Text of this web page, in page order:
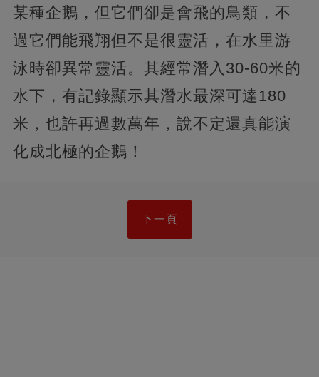
某種企鵝，但它們卻是會飛的鳥類，不
過它們能飛翔但不是很靈活，在水里游
泳時卻異常靈活。其經常潛入30-60米的
水下，有記錄顯示其潛水最深可達180
米，也許再過數萬年，說不定還真能演
化成北極的企鵝！
下一頁